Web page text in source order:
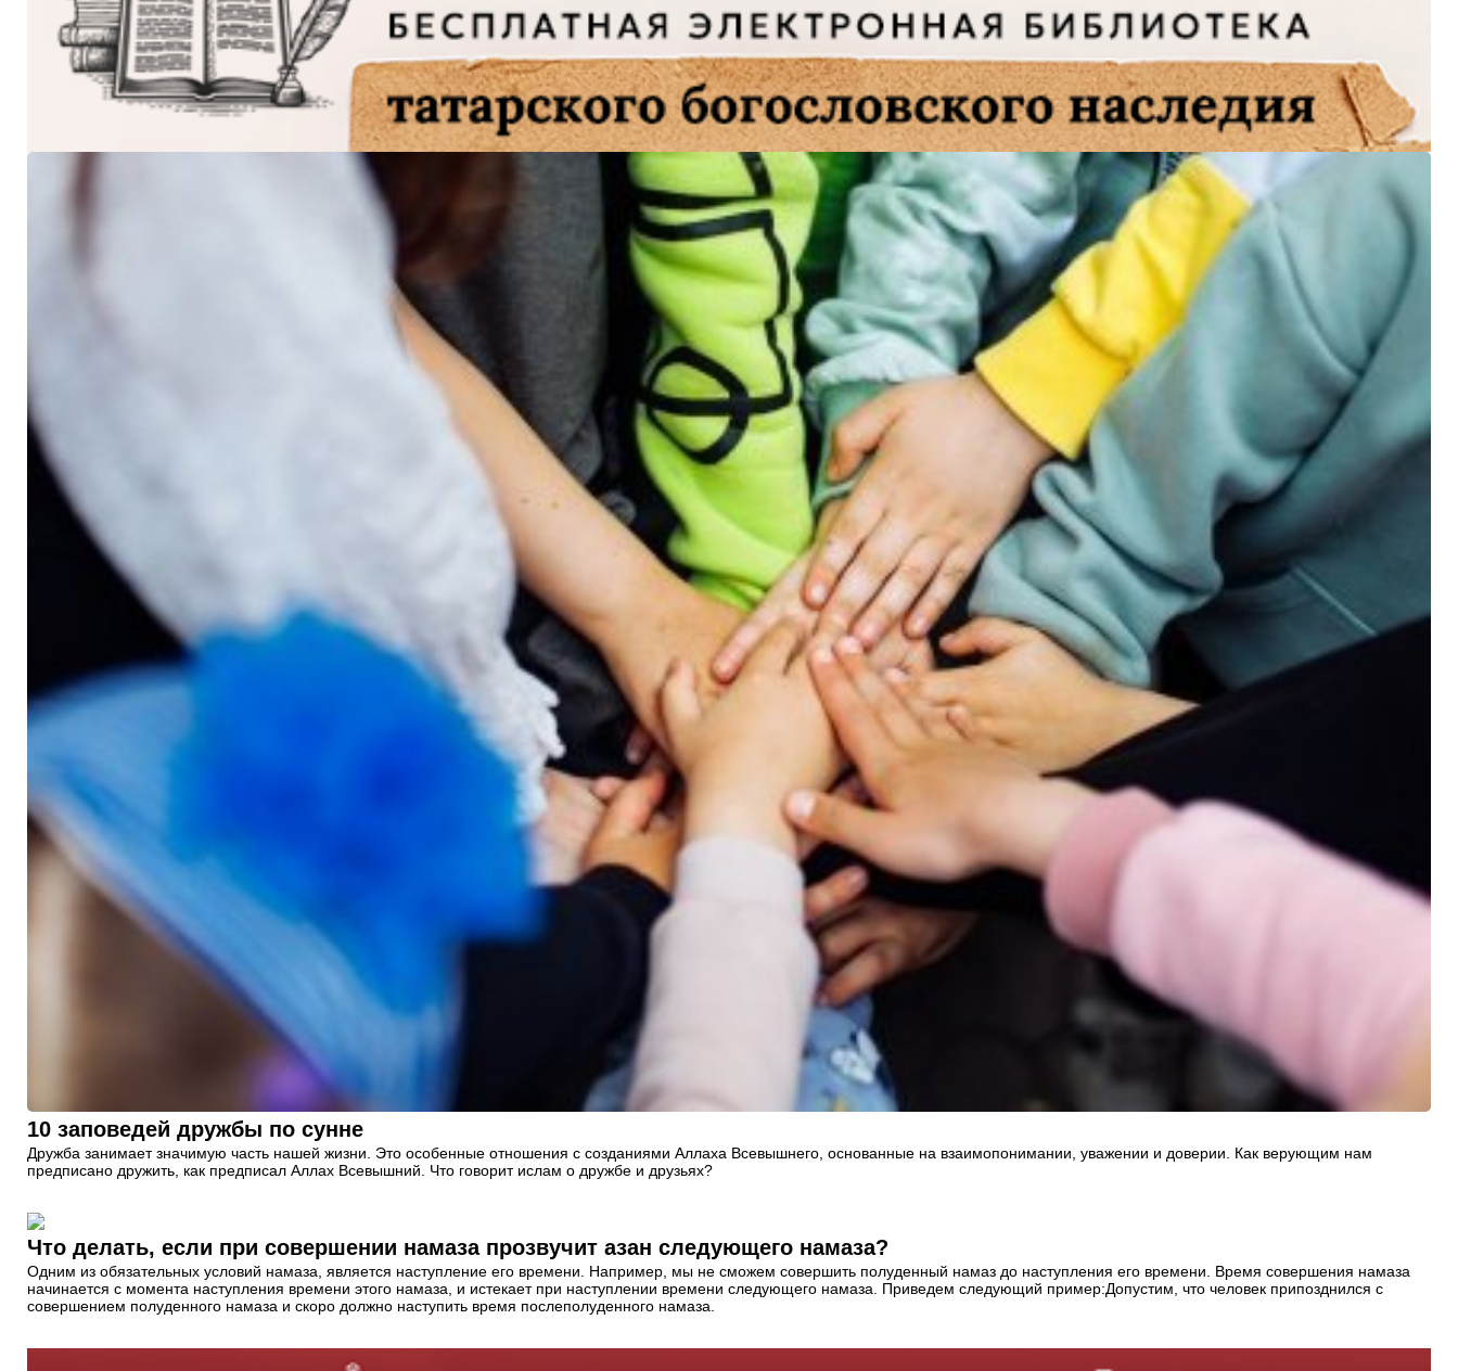
10 заповедей дружбы по сунне
Дружба занимает значимую часть нашей жизни. Это особенные отношения с созданиями Аллаха Всевышнего, основанные на взаимопонимании, уважении и доверии. Как верующим нам
предписано дружить, как предписал Аллах Всевышний. Что говорит ислам о дружбе и друзьях?
Что делать, если при совершении намаза прозвучит азан следующего намаза?
Одним из обязательных условий намаза, является наступление его времени. Например, мы не сможем совершить полуденный намаз до наступления его времени. Время совершения намаза
начинается с момента наступления времени этого намаза, и истекает при наступлении времени следующего намаза. Приведем следующий пример:Допустим, что человек припозднился с
совершением полуденного намаза и скоро должно наступить время послеполуденного намаза.